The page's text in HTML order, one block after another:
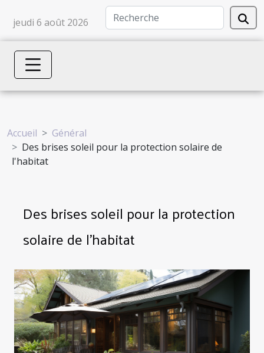
jeudi 6 août 2026
Accueil
Général
Des brises soleil pour la protection solaire de
l'habitat
Des brises soleil pour la protection
solaire de l'habitat